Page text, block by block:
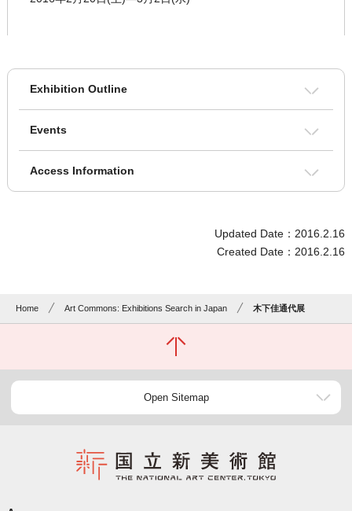
Exhibition Outline
Events
Access Information
Updated Date：2016.2.16
Created Date：2016.2.16
Home Art Commons: Exhibitions Search in Japan 木下佳通代展
Open Sitemap